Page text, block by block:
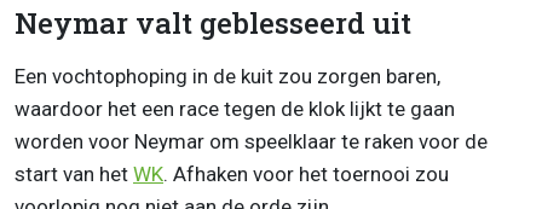
Neymar valt geblesseerd uit
Een vochtophoping in de kuit zou zorgen baren,
waardoor het een race tegen de klok lijkt te gaan
worden voor Neymar om speelklaar te raken voor de
start van het WK. Afhaken voor het toernooi zou